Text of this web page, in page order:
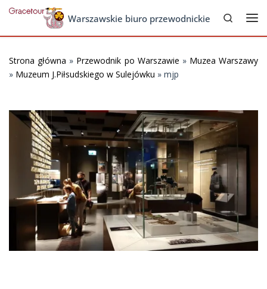
Skip to contentWarszawskie biuro przewodnickie
Search
Strona główna » Przewodnik po Warszawie » Muzea Warszawy
» Muzeum J.Piłsudskiego w Sulejówku » mjp